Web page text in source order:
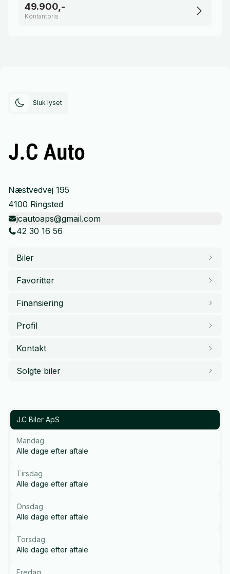
49.900,-
Kontantpris
Sluk lyset
Næstvedvej 195
4100 Ringsted
jcautoaps@gmail.com
42 30 16 56
Biler
Favoritter
Finansiering
Profil
Kontakt
Solgte biler
J.C Biler ApS
Mandag
Alle dage efter aftale
Tirsdag
Alle dage efter aftale
Onsdag
Alle dage efter aftale
Torsdag
Alle dage efter aftale
Fredag